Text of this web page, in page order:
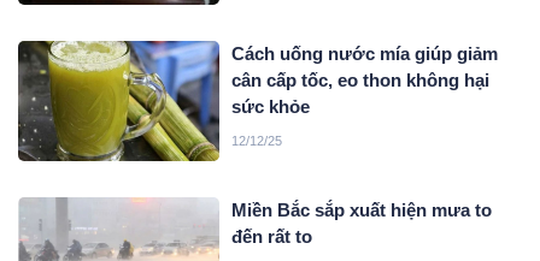
Cách uống nước mía giúp giảm
cân cấp tốc, eo thon không hại
sức khỏe
12/12/25
Miền Bắc sắp xuất hiện mưa to
đến rất to